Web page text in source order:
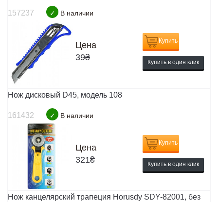
157237 ✓ В наличии
Цена
39₴
Купить
Купить в один клик
Нож дисковый D45, модель 108
161432 ✓ В наличии
Цена
321₴
Купить
Купить в один клик
Нож канцелярский трапеция Horusdy SDY-82001, без